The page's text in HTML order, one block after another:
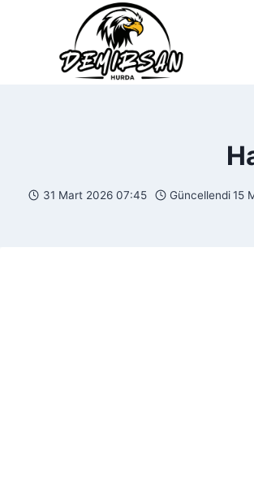
31 Mart 2026 07:45 Güncellendi 15